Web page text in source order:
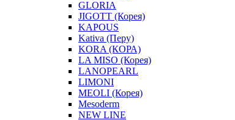
GLORIA
JIGOTT (Корея)
KAPOUS
Kativa (Перу)
KORA (КОРА)
LA MISO (Корея)
LANOPEARL
LIMONI
MEOLI (Корея)
Mesoderm
NEW LINE